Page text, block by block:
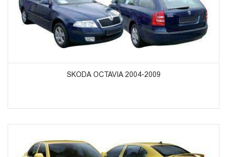
SKODA OCTAVIA 2004-2009